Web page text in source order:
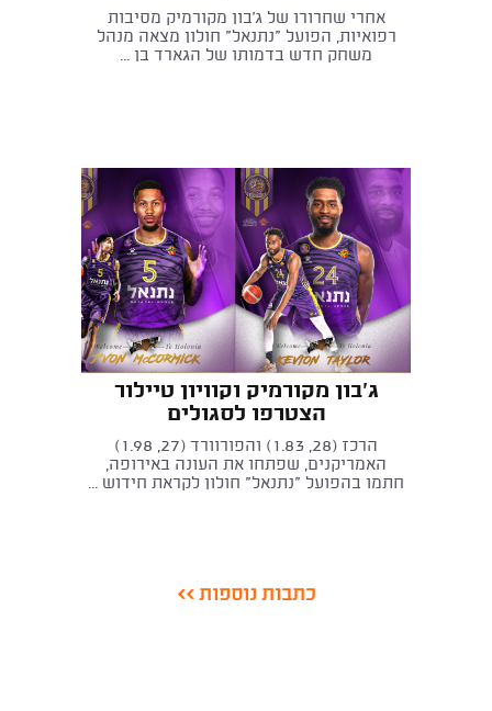
אחרי שחרורו של ג'בון מקורמיק מסיבות
רפואיות, הפועל "נתנאל" חולון מצאה מנהל
משחק חדש בדמותו של הגארד בן ...
ג'בון מקורמיק וקוויון טיילור
הצטרפו לסגולים
הרכז (28, 1.83) והפורוורד (27, 1.98)
האמריקנים, שפתחו את העונה באירופה,
חתמו בהפועל "נתנאל" חולון לקראת חידוש ...
כתבות נוספות >>